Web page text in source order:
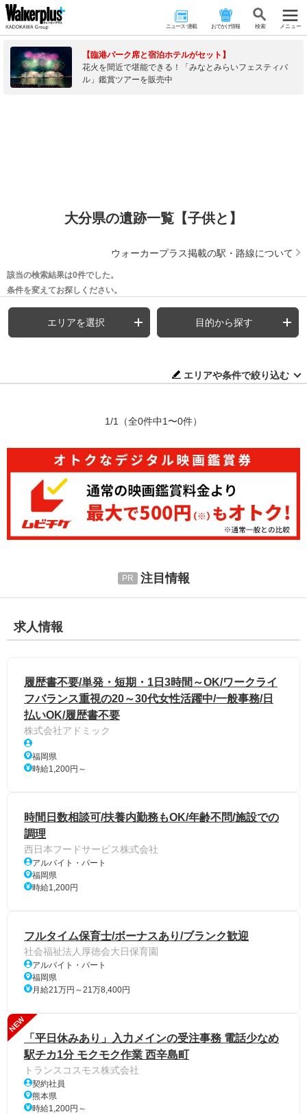
ニュース･連載 おでかけ情報 検 索 メニュー
【臨港パーク席と宿泊ホテルがセット】
花火を間近で堪能できる！「みなとみらいフェスティバ
ル」鑑賞ツアーを販売中
大分県の遺跡一覧【子供と】
ウォーカープラス掲載の駅・路線について
該当の検索結果は0件でした。
条件を変えてお探しください。
エリアを選択 目的から探す
エリアや条件で絞り込む
1/1 （全0件中1〜0件）
注目情報
求人情報
履歴書不要/単発・短期・1日3時間～OK/ワークライ
フバランス重視の20～30代女性活躍中/一般事務/日
払いOK/履歴書不要
株式会社アドミック
福岡県
時給1,200円～
時間日数相談可/扶養内勤務もOK/年齢不問/施設での
調理
西日本フードサービス株式会社
アルバイト・パート
福岡県
時給1,200円
フルタイム保育士/ボーナスあり/ブランク歓迎
社会福祉法人厚徳会大日保育園
アルバイト・パート
福岡県
月給21万円～21万8,400円
NEW
「平日休みあり」入力メインの受注事務 電話少なめ
駅チカ1分 モクモク作業 西辛島町
トランスコスモス株式会社
契約社員
熊本県
時給1,200円～